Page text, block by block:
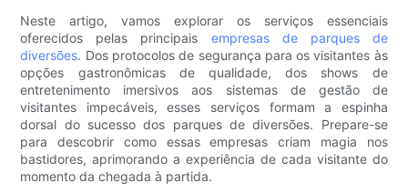
Neste artigo, vamos explorar os serviços essenciais
oferecidos pelas principais empresas de parques de
diversões. Dos protocolos de segurança para os visitantes às
opções gastronômicas de qualidade, dos shows de
entretenimento imersivos aos sistemas de gestão de
visitantes impecáveis, esses serviços formam a espinha
dorsal do sucesso dos parques de diversões. Prepare-se
para descobrir como essas empresas criam magia nos
bastidores, aprimorando a experiência de cada visitante do
momento da chegada à partida.